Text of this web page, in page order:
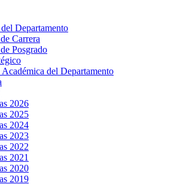
Departamento
Carrera
Posgrado
Académica del Departamento
2026
2025
2024
2023
2022
2021
2020
2019